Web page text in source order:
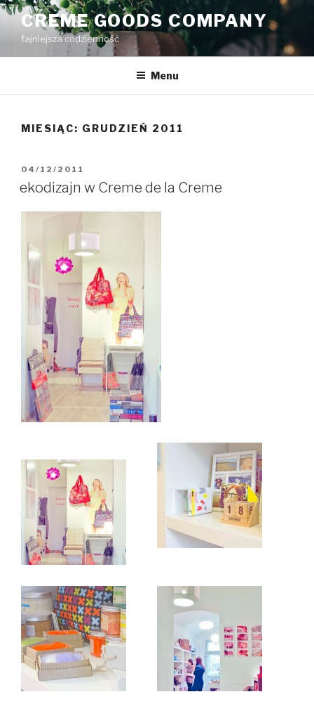
Przejdź
treści
CREME GOODS COMPANY
fajniejsza codzienność
Menu
MIESIĄC: GRUDZIEŃ 2011
OPUBLIKOWANE
W
04/12/2011
ekodizajn w Creme de la Creme